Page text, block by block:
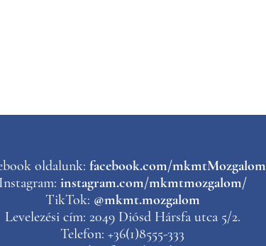
oldalunk:facebook.com/mkmtMozgalom
Instagram: instagram.com/mkmtmozgalom/
TikTok: @mkmt.mozgalom
Levelezési cím: 2049 Diósd Hársfa utca 5/2.
Telefon: +36(1)8555-333